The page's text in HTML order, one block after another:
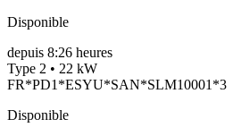
Disponible
depuis 8:26 heures
Type 2 • 22 kW
FR*PD1*ESYU*SAN*SLM10001*3
Disponible